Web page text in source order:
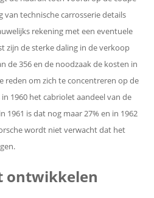
technische carrosserie details
rekening met een eventuele
zijn de sterke daling in de verkoop
de 356 en de noodzaak de kosten in
reden om zich te concentreren op de
1960 het cabriolet aandeel van de
1961 is dat nog maar 27% en in 1962
wordt niet verwacht dat het
ontwikkelen